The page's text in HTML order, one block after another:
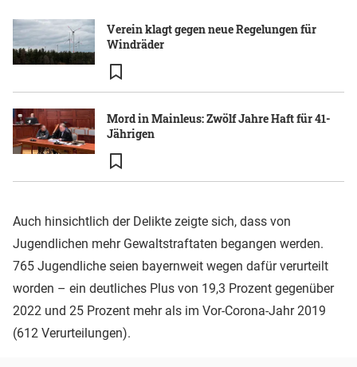
Verein klagt gegen neue Regelungen für
Windräder
Mord in Mainleus: Zwölf Jahre Haft für 41-
Jährigen
Auch hinsichtlich der Delikte zeigte sich, dass von
Jugendlichen mehr Gewaltstraftaten begangen werden.
765 Jugendliche seien bayernweit wegen dafür verurteilt
worden – ein deutliches Plus von 19,3 Prozent gegenüber
2022 und 25 Prozent mehr als im Vor-Corona-Jahr 2019
(612 Verurteilungen).